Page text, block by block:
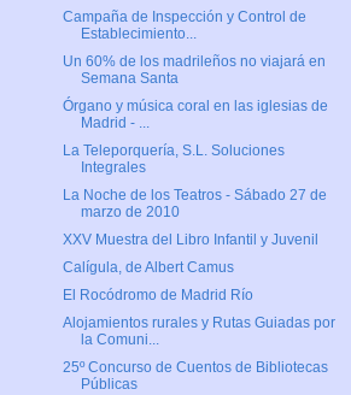
Campaña de Inspección y Control de
Establecimiento...
Un 60% de los madrileños no viajará en
Semana Santa
Órgano y música coral en las iglesias de
Madrid - ...
La Teleporquería, S.L. Soluciones
Integrales
La Noche de los Teatros - Sábado 27 de
marzo de 2010
XXV Muestra del Libro Infantil y Juvenil
Calígula, de Albert Camus
El Rocódromo de Madrid Río
Alojamientos rurales y Rutas Guiadas por
la Comuni...
25º Concurso de Cuentos de Bibliotecas
Públicas